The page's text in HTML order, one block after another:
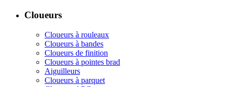
Cloueurs
Cloueurs à rouleaux
Cloueurs à bandes
Cloueurs de finition
Cloueurs à pointes brad
Aiguilleurs
Cloueurs à parquet